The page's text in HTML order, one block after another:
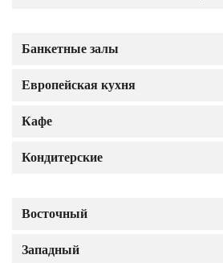
Банкетные залы
Европейская кухня
Кафе
Кондитерские
Восточный
Западный